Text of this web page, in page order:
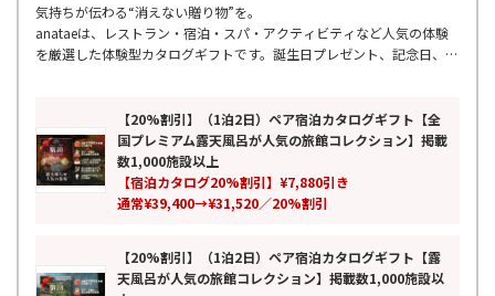
気持ちが伝わる“消えない贈り物”を。
anataeは、レストラン・宿泊・スパ・アクティビティなど人気の体験
を厳選した体験型カタログギフトです。誕生日プレゼント、記念日、結
累計7万人以上が利用し、全国の厳選スポットを掲載。ペアギフトや旅
行ギフトとしても人気の、モノではなく思い出を贈る新しいギフトとし
て、特別な時間と感動体験をお届けします。
【20%割引】（1泊2日）ペア宿泊カタログギフト【全
国プレミアム露天風呂が人気の旅館コレクション】掲載
数1,000施設以上
【宿泊カタログ20%割引】¥7,880引き
通常¥39,400→¥31,520／20%割引
【20%割引】（1泊2日）ペア宿泊カタログギフト【露
天風呂が人気の旅館コレクション】掲載数1,000施設以